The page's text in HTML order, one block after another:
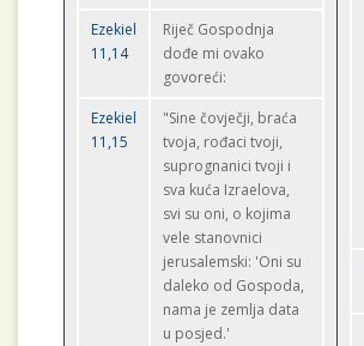
Ezekiel
11,14
Riječ Gospodnja
dođe mi ovako
govoreći:
Ezekiel
11,15
"Sine čovječji, braća
tvoja, rođaci tvoji,
suprognanici tvoji i
sva kuća Izraelova,
svi su oni, o kojima
vele stanovnici
jerusalemski: 'Oni su
daleko od Gospoda,
nama je zemlja data
u posjed.'